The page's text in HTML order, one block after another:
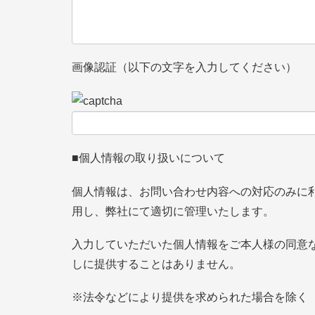
画像認証（以下の文字を入力してください）
■個人情報の取り扱いについて
個人情報は、お問い合わせ内容への対応のみに
用し、弊社にて適切に管理いたします。
入力していただいた個人情報をご本人様の同意
しに提供することはありません。
※法令などにより提供を求められた場合を除く